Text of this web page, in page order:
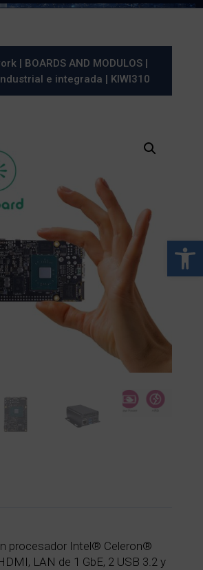
Abrir
| BOARDS AND MODULOS|
e integrada | KIWI310
procesador Intel® Celeron®
LAN de 1 GbE, 2 USB 3.2 y